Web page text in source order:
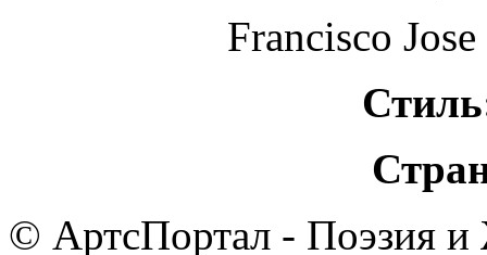
Francisco
© АртсПортал - Поэзия